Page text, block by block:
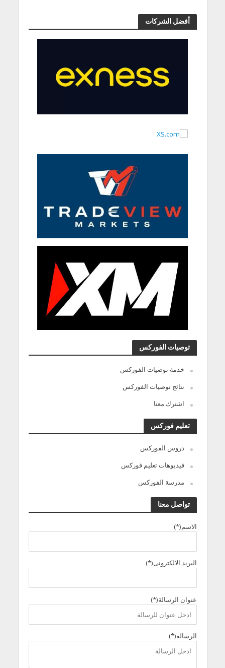
أفضل الشركات
توصيات الفوركس
خدمة توصيات الفوركس
نتائج توصيات الفوركس
اشترك معنا
تعليم فوركس
دروس الفوركس
فيديوهات تعليم فوركس
مدرسة الفوركس
تواصل معنا
الاسم(*)
البريد الالكترونى(*)
عنوان الرسالة(*)
الرسالة(*)